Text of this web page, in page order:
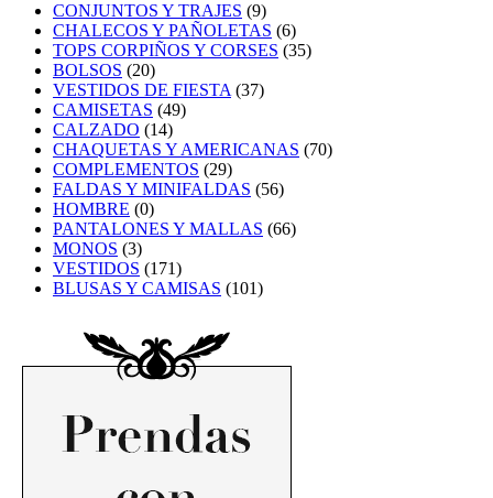
CONJUNTOS Y TRAJES (9)
CHALECOS Y PAÑOLETAS (6)
TOPS CORPIÑOS Y CORSES (35)
BOLSOS (20)
VESTIDOS DE FIESTA (37)
CAMISETAS (49)
CALZADO (14)
CHAQUETAS Y AMERICANAS (70)
COMPLEMENTOS (29)
FALDAS Y MINIFALDAS (56)
HOMBRE (0)
PANTALONES Y MALLAS (66)
MONOS (3)
VESTIDOS (171)
BLUSAS Y CAMISAS (101)